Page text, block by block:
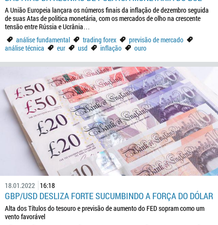
A União Europeia lançara os números finais da inflação de dezembro seguida
de suas Atas de politica monetária, com os mercados de olho na crescente
tensão entre Rússia e Ucrânia…
análise fundamental
trading forex
previsão de mercado
análise técnica
eur usd inflação ouro
18.01.2022 16:18
GBP/USD DESLIZA FORTE SUCUMBINDO A FORÇA DO DÓLAR
Alta dos Títulos do tesouro e previsão de aumento do FED sopram como um
vento favorável